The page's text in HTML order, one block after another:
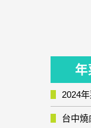
台中